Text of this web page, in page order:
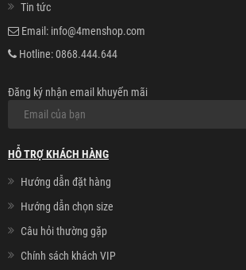
Tin tức
Email: info@4menshop.com
Hotline:0868.444.644
Đăng ký nhận email khuyến mãi
HỖ TRỢ KHÁCH HÀNG
Hướng dẫn đặt hàng
Hướng dẫn chọn size
Câu hỏi thường gặp
Chính sách khách VIP